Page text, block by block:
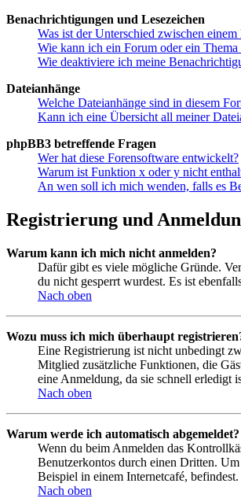
Benachrichtigungen und Lesezeichen
Was ist der Unterschied zwischen
Wie kann ich ein Forum oder ein Thema
Wie deaktiviere ich meine
Dateianhänge
Welche Dateianhänge sind in diesem
Kann ich eine Übersicht all meiner
phpBB3 betreffende Fragen
Wer hat diese Forensoftware entwickelt?
Warum ist Funktion x oder y nicht
An wen soll ich mich wenden, falls es
Registrierung und
Warum kann ich mich nicht anmelden?
Dafür gibt es viele mögliche Gründe.
du nicht gesperrt wurdest. Es ist
Nach oben
Wozu muss ich mich überhaupt
Eine Registrierung ist nicht unbedingt
Mitglied zusätzliche Funktionen, die
eine Anmeldung, da sie schnell erledigt
Nach oben
Warum werde ich automatisch abgemeldet?
Wenn du beim Anmelden das
Benutzerkontos durch einen Dritten.
Beispiel in einem Internetcafé,
Nach oben